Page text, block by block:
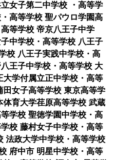
女子第二中学校 ・高等学
高等学校 聖パウロ学園高
等学校 帝京八王子中学
中学校・高等学校 八王子
校 八王子実践中学校・高
王子中学校・高等学校 大
大学付属立正中学校・高等
女子高等学校 東京高等学
育大学荏原高等学校 武蔵
学校 聖徳学園中学校・高
校 藤村女子中学校・高等
法政大学中学校・高等学校
府中市 明星中学校・高等